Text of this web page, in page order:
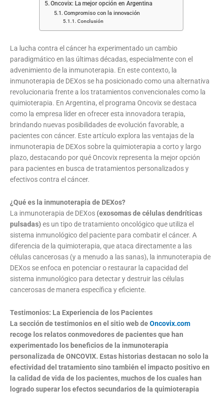
Oncovix: La mejor opción en Argentina
Compromiso con la innovación
Conclusión
La lucha contra el cáncer ha experimentado un cambio
paradigmático en las últimas décadas, especialmente con el
advenimiento de la inmunoterapia. En este contexto, la
inmunoterapia de DEXos se ha posicionado como una alternativa
revolucionaria frente a los tratamientos convencionales como la
quimioterapia. En Argentina, el programa Oncovix se destaca
como la empresa líder en ofrecer esta innovadora terapia,
brindando nuevas posibilidades de evolución favorable, a
pacientes con cáncer. Este artículo explora las ventajas de la
inmunoterapia de DEXos sobre la quimioterapia a corto y largo
plazo, destacando por qué Oncovix representa la mejor opción
para pacientes en busca de tratamientos personalizados y
efectivos contra el cáncer.
¿Qué es la inmunoterapia de DEXos?
La inmunoterapia de DEXos (exosomas de células dendríticas
pulsadas) es un tipo de tratamiento oncológico que utiliza el
sistema inmunológico del paciente para combatir el cáncer. A
diferencia de la quimioterapia, que ataca directamente a las
células cancerosas (y a menudo a las sanas), la inmunoterapia de
DEXos se enfoca en potenciar o restaurar la capacidad del
sistema inmunológico para detectar y destruir las células
cancerosas de manera específica y eficiente.
Testimonios: La Experiencia de los Pacientes
La sección de testimonios en el sitio web deOncovix.com
recoge los relatos conmovedores de pacientes que han
experimentado los beneficios de la inmunoterapia
personalizada de ONCOVIX. Estas historias destacan no solo la
efectividad del tratamiento sino también el impacto positivo en
la calidad de vida de los pacientes, muchos de los cuales han
logrado superar los efectos secundarios de la quimioterapia